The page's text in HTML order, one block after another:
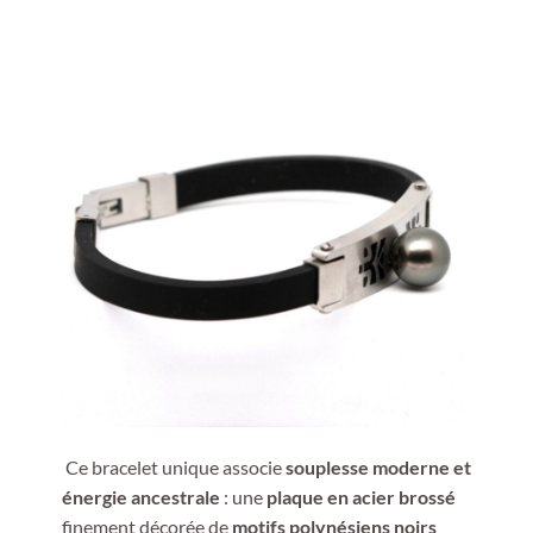
Ce bracelet unique associesouplesse moderne et
énergie ancestrale : une plaque en acier brossé
finement décorée de motifs polynésiens noirs